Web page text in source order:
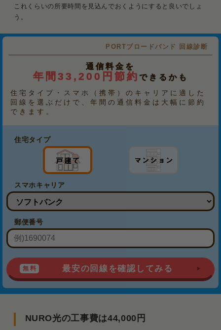
これくらいの所要時間を見込んでおくようにすると良いでしょ
う。
PORTブロードバンド 回線診断
通信料金を
年間33,200円節約 できるかも
住宅タイプ・スマホ（携帯）のキャリアに適した
回線を選ぶだけで、年間の通信料金は大幅に節約
できます。
住宅タイプ
スマホキャリア
郵便番号
最安の回線を確認してみる
NURO光の工事費は44,000円